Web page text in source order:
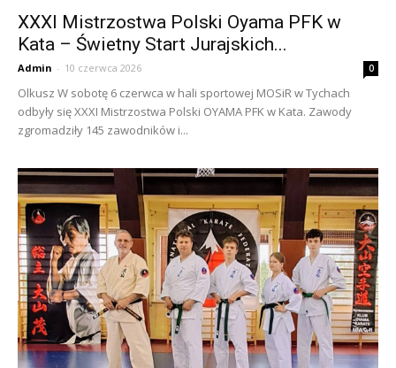
XXXI Mistrzostwa Polski Oyama PFK w
Kata – Świetny Start Jurajskich...
Admin - 10 czerwca 2026 0
Olkusz W sobotę 6 czerwca w hali sportowej MOSiR w Tychach
odbyły się XXXI Mistrzostwa Polski OYAMA PFK w Kata. Zawody
zgromadziły 145 zawodników i...